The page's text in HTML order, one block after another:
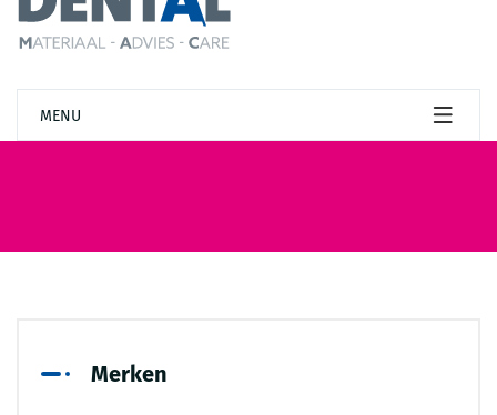
MENU
Merken